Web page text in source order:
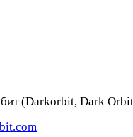
(Darkorbit, Dark